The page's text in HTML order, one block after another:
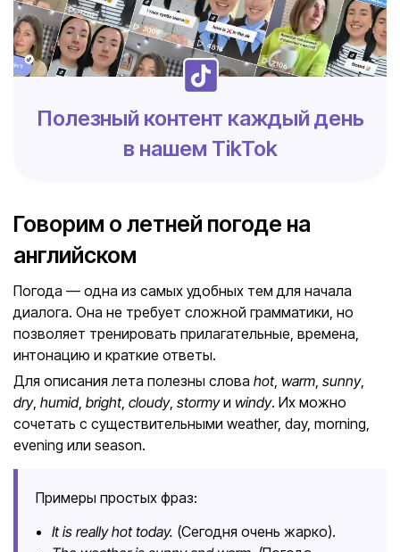
Полезный контент каждый день
в нашем TikTok
Говорим о летней погоде на
английском
Погода — одна из самых удобных тем для начала
диалога. Она не требует сложной грамматики, но
позволяет тренировать прилагательные, времена,
интонацию и краткие ответы.
Для описания лета полезны слова hot, warm, sunny,
dry, humid, bright, cloudy, stormyи windy. Их можно
сочетать с существительными weather, day, morning,
evening или season.
Примеры простых фраз:
It is really hot today. (Сегодня очень жарко).